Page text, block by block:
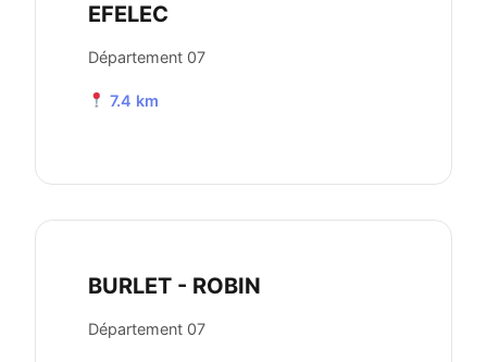
EFELEC
Département 07
7.4 km
BURLET - ROBIN
Département 07